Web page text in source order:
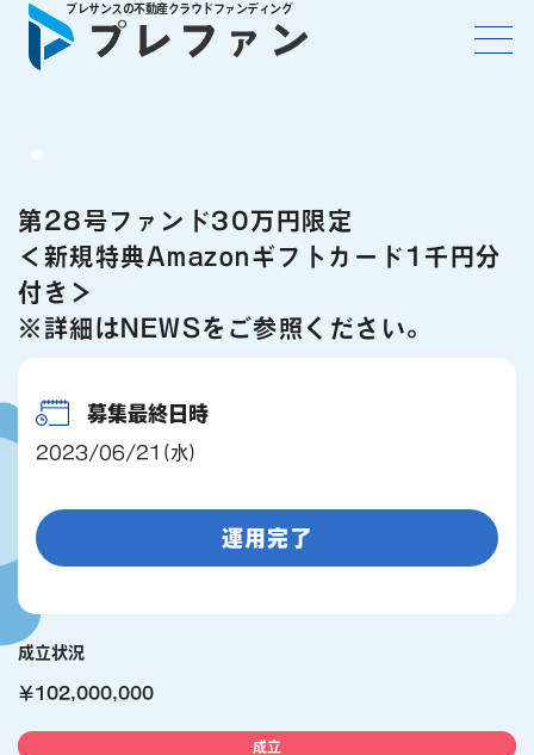
第28号ファンド30万円限定
＜新規特典Amazonギフトカード1千円分
付き＞
※詳細はNEWSをご参照ください。
募集最終日時
2023/06/21(水)
運用完了
成立状況
￥102,000,000
成立